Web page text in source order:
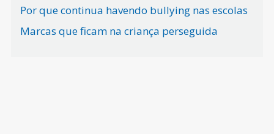
Por que continua havendo bullying nas escolas
Marcas que ficam na criança perseguida